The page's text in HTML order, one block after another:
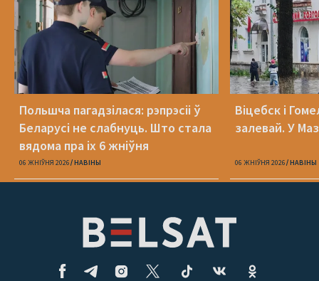
Польшча пагадзілася: рэпрэсіі ў
Беларусі не слабнуць. Што стала
вядома пра іх 6 жніўня
06 ЖНІЎНЯ 2026 НАВІНЫ
Віцебск і
залевай. У
06 ЖНІЎНЯ 2026 НАВІНЫ